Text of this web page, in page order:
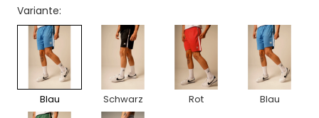
Variante:
Blau Schwarz Rot Blau